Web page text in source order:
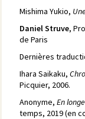
Mishima Yukio,
Daniel Struve,
de Paris
Dernières
Ihara Saikaku,
Picquier, 2006.
Anonyme, En
temps, 2019 (en